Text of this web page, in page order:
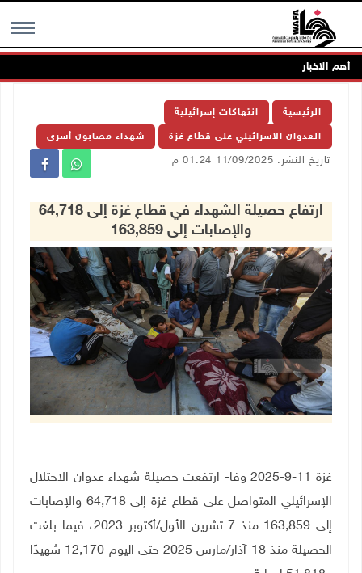
MENU أهم الاخبار
الرئيسية انتهاكات إسرائيلية
العدوان الاسرائيلي على قطاع غزة شهداء مصابون أسرى
تاريخ النشر: 11/09/2025 01:24 م
ارتفاع حصيلة الشهداء في قطاع غزة إلى 64,718
والإصابات إلى 163,859
غزة 11-9-2025 وفا- ارتفعت حصيلة شهداء عدوان الاحتلال
الإسرائيلي المتواصل على قطاع غزة إلى64,718 والإصابات
إلى 163,859
منذ 7 تشرين الأول/أكتوبر 2023، فيما بلغت
الحصيلة منذ 18 آذار/مارس 2025 حتى اليوم
12,170 شهيدًا